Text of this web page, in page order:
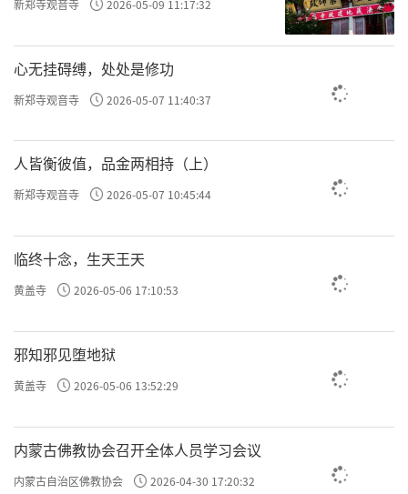
第二章《云居求道》旋律沉毅激昂，观众恍若
钞》，徒步千里、南下求法的孤高身影。无盘
缠、无依托，唯有“求戒若渴，业身常忏”的
一种久违的决绝：修行，从来不是缓慢犹疑，
而是当下立断。
新郑寺观音寺 2026-05-09 11:17:32
心无挂碍缚，处处是修功
新郑寺观音寺 2026-05-07 11:40:37
人皆衡彼值，品金两相持（上）
新郑寺观音寺 2026-05-07 10:45:44
临终十念，生天王天
黄盖寺 2026-05-06 17:10:53
邪知邪见堕地狱
黄盖寺 2026-05-06 13:52:29
内蒙古佛教协会召开全体人员学习会议
内蒙古自治区佛教协会 2026-04-30 17:20:32